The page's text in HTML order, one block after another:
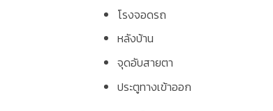
โรงจอดรถ
หลังบ้าน
จุดอับสายตา
ประตูทางเข้าออก